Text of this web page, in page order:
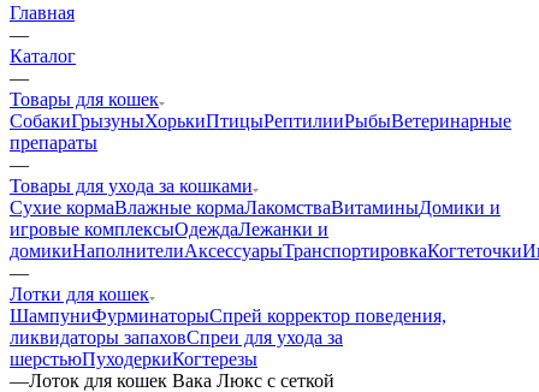
Главная
—
Каталог
—
Товары для кошек
СобакиГрызуныХорькиПтицыРептилииРыбыВетеринарные
препараты
—
Товары для ухода за кошками
Сухие кормаВлажные кормаЛакомстваВитаминыДомики и
игровые комплексыОдеждаЛежанки и
домикиНаполнителиАксессуарыТранспортировкаКогтеточки
—
Лотки для кошек
ШампуниФурминаторыСпрей корректор поведения,
ликвидаторы запаховСпреи для ухода за
шерстьюПуходеркиКогтерезы
—Лоток для кошек Вака Люкс с сеткой